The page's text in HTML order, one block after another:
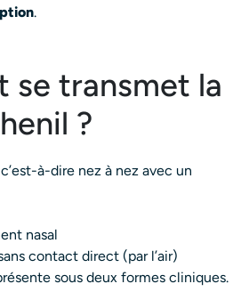
.
se transmet la
?
à-dire nez à nez avec un
nasal
contact direct (par l’air)
sous deux formes cliniques.